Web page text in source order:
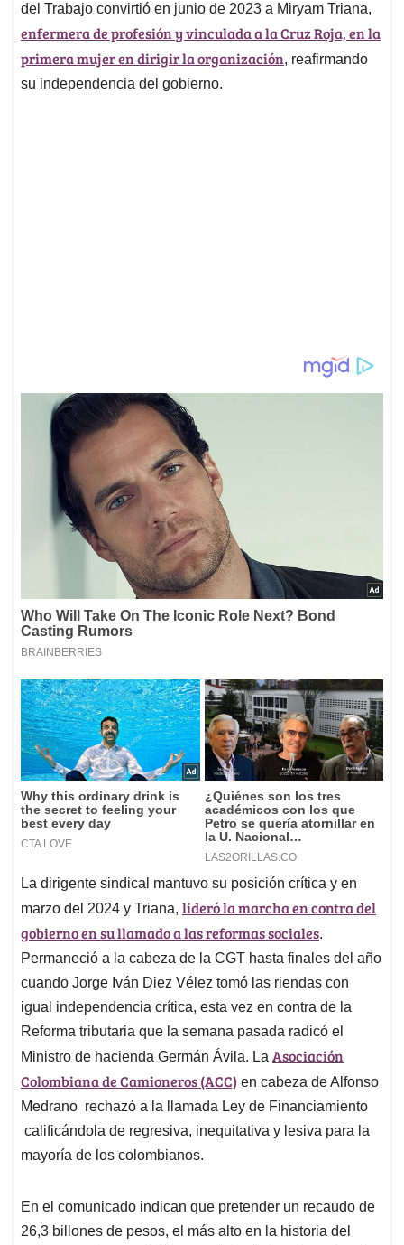
del Trabajo convirtió en junio de 2023 a Miryam Triana,
enfermera de profesión y vinculada a la Cruz Roja, en la
primera mujer en dirigir la organización, reafirmando
su independencia del gobierno.
La dirigente sindical mantuvo su posición crítica y en
marzo del 2024 y Triana, lideró la marcha en contra del
gobierno en su llamado a las reformas sociales.
Permaneció a la cabeza de la CGT hasta finales del año
cuando Jorge Iván Diez Vélez tomó las riendas con
igual independencia crítica, esta vez en contra de la
Reforma tributaria que la semana pasada radicó el
Ministro de hacienda Germán Ávila. La Asociación
Colombiana de Camioneros (ACC) en cabeza de Alfonso
Medrano rechazó a la llamada Ley de Financiamiento
calificándola de regresiva, inequitativa y lesiva para la
mayoría de los colombianos.
En el comunicado indican que pretender un recaudo de
26,3 billones de pesos, el más alto en la historia del